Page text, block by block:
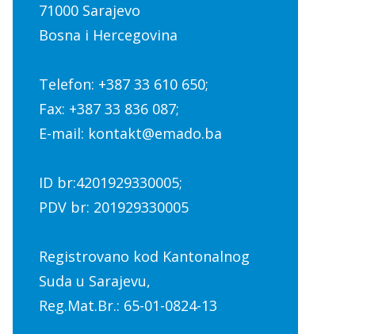
71000 Sarajevo
Bosna i Hercegovina
Telefon: +387 33 610 650;
Fax: +387 33 836 087;
E-mail: kontakt@emado.ba
ID br:4201929330005;
PDV br: 201929330005
Registrovano kod Kantonalnog
Suda u Sarajevu,
Reg.Mat.Br.: 65-01-0824-13